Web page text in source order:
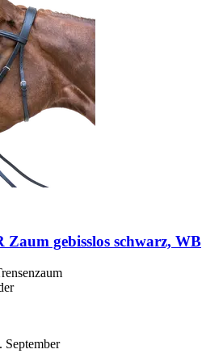
Zaum gebisslos schwarz, WB
September